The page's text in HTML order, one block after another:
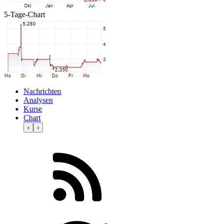
5-Tage-Chart
Nachrichten
Analysen
Kurse
Chart
‹ ›